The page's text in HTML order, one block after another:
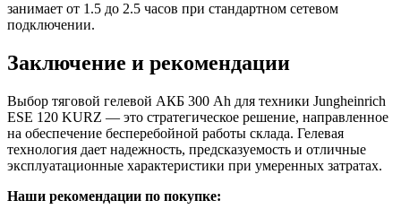
занимает от 1.5 до 2.5 часов при стандартном сетевом
подключении.
Заключение и рекомендации
Выбор тяговой гелевой АКБ 300 Ah для техники Jungheinrich
ESE 120 KURZ — это стратегическое решение, направленное
на обеспечение бесперебойной работы склада. Гелевая
технология дает надежность, предсказуемость и отличные
эксплуатационные характеристики при умеренных затратах.
Наши рекомендации по покупке: